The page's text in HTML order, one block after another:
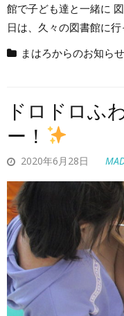
館で子ども達と一緒に
日は、久々の図書館に
まはろからのお知らせ
ドロドロふ
ー！
2020年6月28日